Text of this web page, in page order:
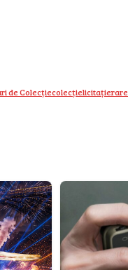
de Colecțiecolecțielicitațierare